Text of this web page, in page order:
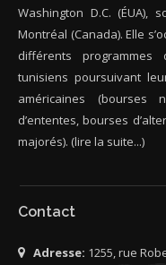
Washington D.C.
Montréal (Canada). Elle
différents
tunisiens poursuivant
américaines (bourses
d’ententes, bourses
majorés). (lire la suite...)
Contact
Adresse: 1255, rue